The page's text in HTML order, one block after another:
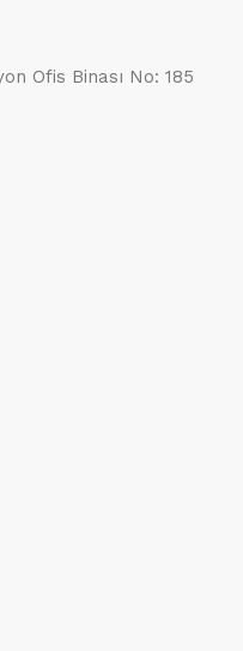
Ofis Binası No: 185